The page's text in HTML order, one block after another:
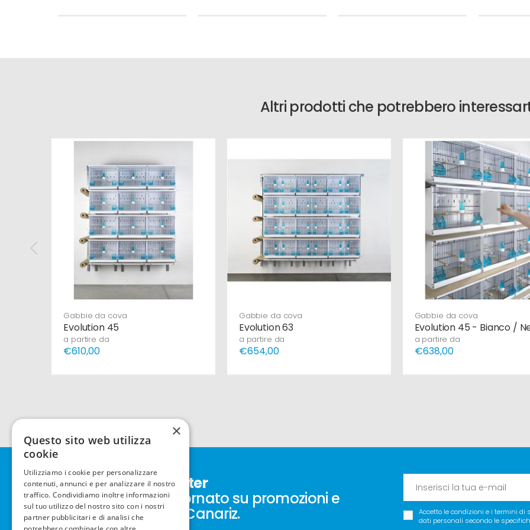
Altri prodotti che potrebbero
Gabbie da cova
Evolution 45
a partire da
€610,00
Gabbie da cova
Evolution 63
a partire da
€654,00
Gabbie da cova
Evolution 45 - Bianco /
a partire da
€638,00
Iscriviti alla newsletter
Resta sempre aggiornato su promozioni e
nuovi prodotti New Canariz.
Accetto le condizioni e i termini di
dati personali secondo le
×
Questo sito web utilizza
cookie
Utilizziamo i cookie per personalizzare
contenuti, annunci e per analizzare il nostro
traffico. Condividiamo inoltre informazioni
sul tuo utilizzo del nostro sito con i nostri
partner pubblicitari e di analisi che